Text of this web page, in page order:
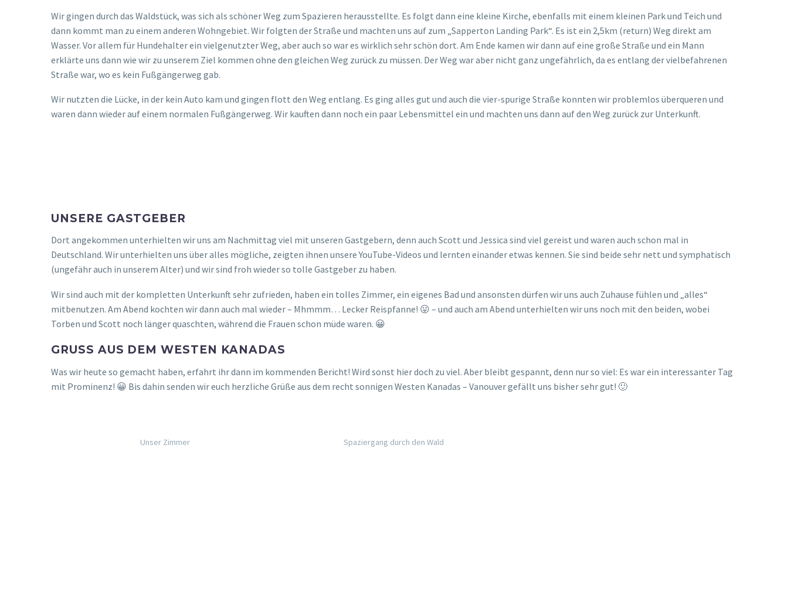
Wir gingen durch das Waldstück, was sich als schöner Weg zum Spazieren herausstellte. Es folgt dann eine kleine Kirche, ebenfalls mit einem kleinen Park und Teich und
dann kommt man zu einem anderen Wohngebiet. Wir folgten der Straße und machten uns auf zum „Sapperton Landing Park“. Es ist ein 2,5km (return) Weg direkt am
Wasser. Vor allem für Hundehalter ein vielgenutzter Weg, aber auch so war es wirklich sehr schön dort. Am Ende kamen wir dann auf eine große Straße und ein Mann
erklärte uns dann wie wir zu unserem Ziel kommen ohne den gleichen Weg zurück zu müssen. Der Weg war aber nicht ganz ungefährlich, da es entlang der vielbefahrenen
Straße war, wo es kein Fußgängerweg gab.
Wir nutzten die Lücke, in der kein Auto kam und gingen flott den Weg entlang. Es ging alles gut und auch die vier-spurige Straße konnten wir problemlos überqueren und
waren dann wieder auf einem normalen Fußgängerweg. Wir kauften dann noch ein paar Lebensmittel ein und machten uns dann auf den Weg zurück zur Unterkunft.
UNSERE GASTGEBER
Dort angekommen unterhielten wir uns am Nachmittag viel mit unseren Gastgebern, denn auch Scott und Jessica sind viel gereist und waren auch schon mal in
Deutschland. Wir unterhielten uns über alles mögliche, zeigten ihnen unsere YouTube-Videos und lernten einander etwas kennen. Sie sind beide sehr nett und symphatisch
(ungefähr auch in unserem Alter) und wir sind froh wieder so tolle Gastgeber zu haben.
Wir sind auch mit der kompletten Unterkunft sehr zufrieden, haben ein tolles Zimmer, ein eigenes Bad und ansonsten dürfen wir uns auch Zuhause fühlen und „alles“
mitbenutzen. Am Abend kochten wir dann auch mal wieder – Mhmmm… Lecker Reispfanne! 😛 – und auch am Abend unterhielten wir uns noch mit den beiden, wobei
Torben und Scott noch länger quaschten, während die Frauen schon müde waren. 😀
GRUSS AUS DEM WESTEN KANADAS
Was wir heute so gemacht haben, erfahrt ihr dann im kommenden Bericht! Wird sonst hier doch zu viel. Aber bleibt gespannt, denn nur so viel: Es war ein interessanter Tag
mit Prominenz! 😀 Bis dahin senden wir euch herzliche Grüße aus dem recht sonnigen Westen Kanadas – Vanouver gefällt uns bisher sehr gut! 🙂
Unser Zimmer Spaziergang durch den Wald